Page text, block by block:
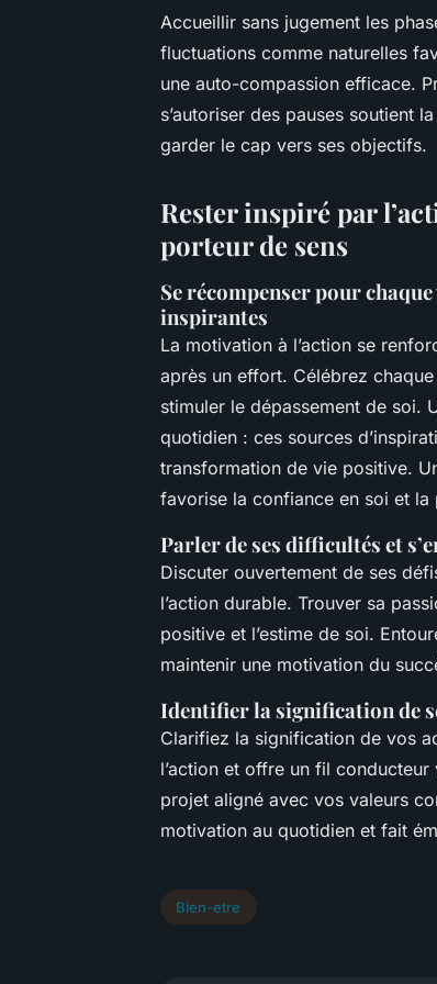
Accueillir sans jugement les
fluctuations comme naturelles
une auto-compassion efficace.
s’autoriser des pauses soutient
garder le cap vers ses objectifs.
Rester inspiré par
porteur de sens
Se récompenser pour
inspirantes
La motivation à l’action se
après un effort. Célébrez
stimuler le dépassement de soi.
quotidien : ces sources
transformation de vie positive.
favorise la confiance en soi et la
Parler de ses difficultés et
Discuter ouvertement de ses
l’action durable. Trouver sa
positive et l’estime de soi.
maintenir une motivation du
Identifier la signification de
Clarifiez la signification de vos
l’action et offre un fil
projet aligné avec vos valeurs
motivation au quotidien et fait
Bien-etre